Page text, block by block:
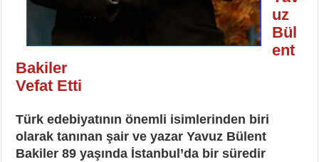
uz
Bül
ent
Bakiler
Vefat Etti
Türk edebiyatının önemli isimlerinden biri
olarak tanınan şair ve yazar Yavuz Bülent
Bakiler 89 yaşında İstanbul’da bir süredir